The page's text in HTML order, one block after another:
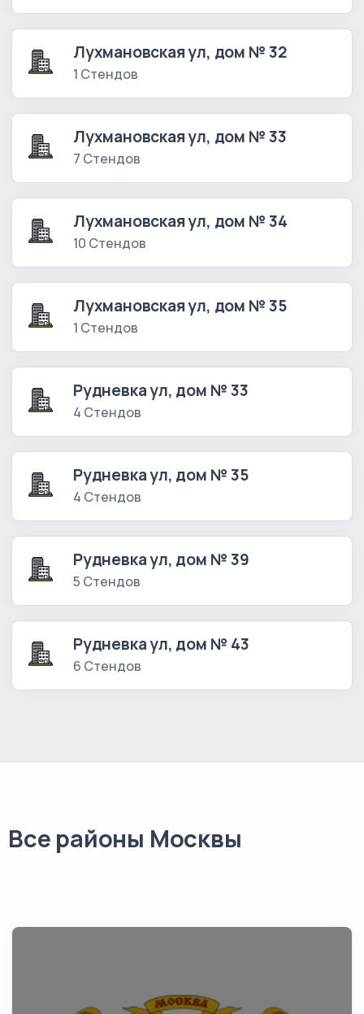
Лухмановская ул, дом № 32
1 Стендов
Лухмановская ул, дом № 33
7 Стендов
Лухмановская ул, дом № 34
10 Стендов
Лухмановская ул, дом № 35
1 Стендов
Рудневка ул, дом № 33
4 Стендов
Рудневка ул, дом № 35
4 Стендов
Рудневка ул, дом № 39
5 Стендов
Рудневка ул, дом № 43
6 Стендов
Все районы Москвы